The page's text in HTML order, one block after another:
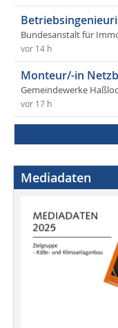
Bundesanstalt für
vor 14 h
Monteur/-in
Gemeindewerke
vor 17 h
Mediadaten